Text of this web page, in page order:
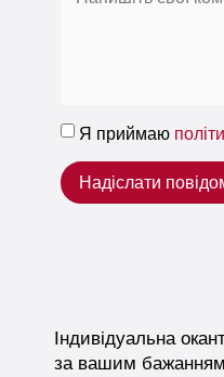
Я приймаю
Надіслати
Індивідуальна
за вашим бажанням